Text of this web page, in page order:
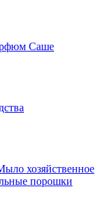
Саше
хозяйственное
порошки